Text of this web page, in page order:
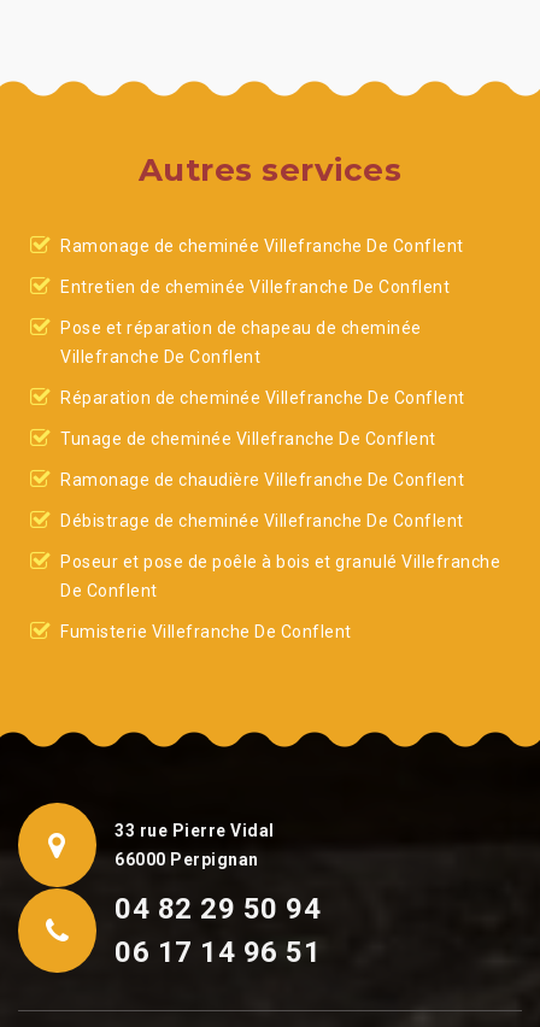
Autres services
Ramonage de cheminée Villefranche De Conflent
Entretien de cheminée Villefranche De Conflent
Pose et réparation de chapeau de cheminée
Villefranche De Conflent
Réparation de cheminée Villefranche De Conflent
Tunage de cheminée Villefranche De Conflent
Ramonage de chaudière Villefranche De Conflent
Débistrage de cheminée Villefranche De Conflent
Poseur et pose de poêle à bois et granulé Villefranche
De Conflent
Fumisterie Villefranche De Conflent
33 rue Pierre Vidal
66000 Perpignan
04 82 29 50 94
06 17 14 96 51